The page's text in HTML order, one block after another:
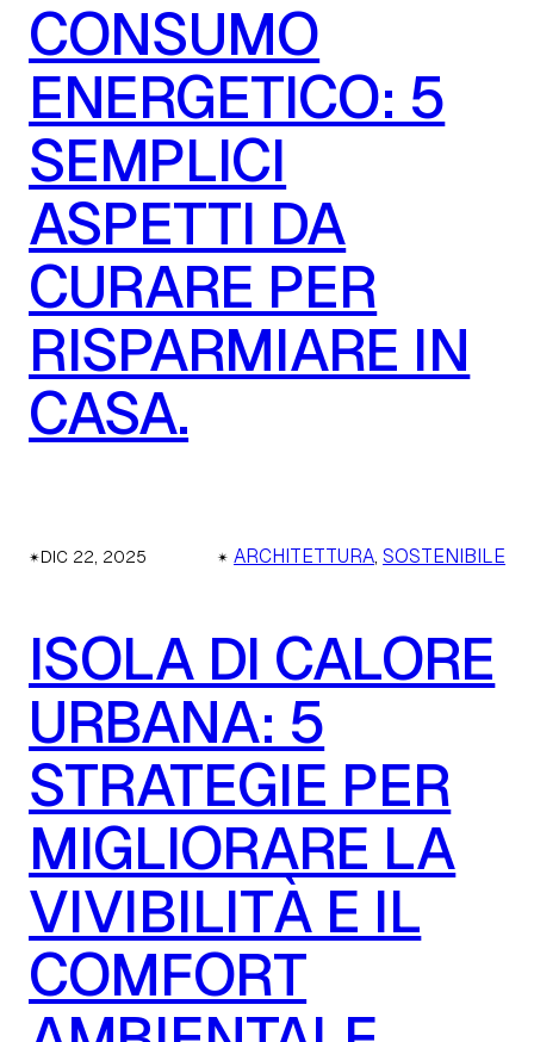
CONSUMO
ENERGETICO: 5
SEMPLICI
ASPETTI DA
CURARE PER
RISPARMIARE IN
CASA.
✴︎DIC 22, 2025 ✴︎ ARCHITETTURA, SOSTENIBILE
ISOLA DI CALORE
URBANA: 5
STRATEGIE PER
MIGLIORARE LA
VIVIBILITÀ E IL
COMFORT